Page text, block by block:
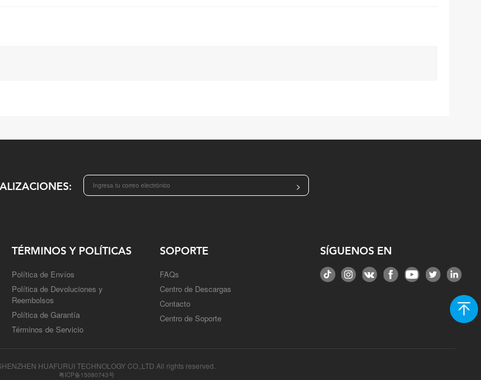
>
TÉRMINOS Y POLÍTICAS
Política de Envíos
Política de Devoluciones y
Reembolsos
Política de Garantía
Términos de Servicio
SOPORTE
FAQs
Centro de Descargas
Contacto
Centro de Soporte
SÍGUENOS EN
HUAFURUI TECHNOLOGY CO.,LTD All rights reserved.
粤ICP备15080743号